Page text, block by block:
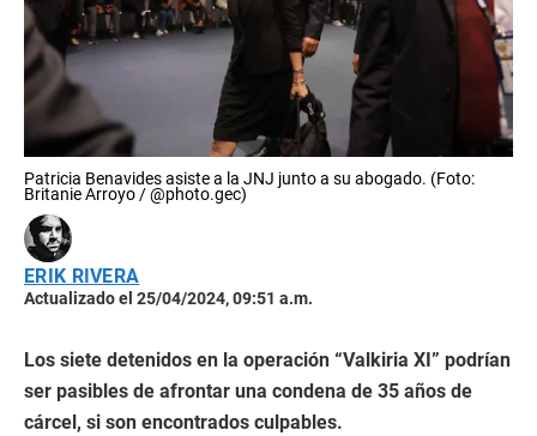
Patricia Benavides asiste a la JNJ junto a su abogado. (Foto:
Britanie Arroyo / @photo.gec)
ERIK RIVERA
Actualizado el 25/04/2024, 09:51 a.m.
Los siete detenidos en la operación “Valkiria XI” podrían
ser pasibles de afrontar una condena de 35 años de
cárcel, si son encontrados culpables.